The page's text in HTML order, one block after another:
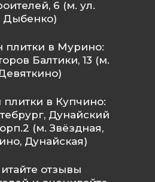
6 (м. ул.
Дыбенко)
плитки в Мурино:
Балтики, 13 (м.
плитки в Купчино:
Дунайский
(м. Звёздная,
Дунайская)